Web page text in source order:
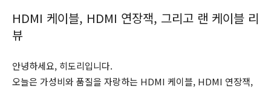
HDMI 케이블, HDMI 연장잭, 그리고 랜 케이블 리
뷰
안녕하세요, 히도리입니다.
오늘은 가성비와 품질을 자랑하는 HDMI 케이블, HDMI 연장잭,